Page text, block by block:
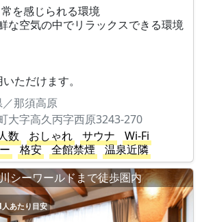
を感じられる環境
な空気の中でリラックスできる環境
ただけます。
那須高原
大字高久丙字西原3243-270
数 おしゃれ サウナ
Wi-Fi
格安 全館禁煙
温泉近隣
シーワールドまで徒歩圏内
人あたり目安